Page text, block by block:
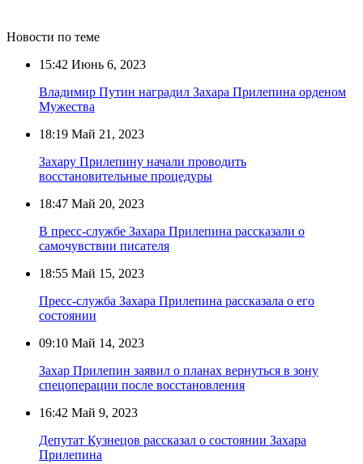
Новости по теме
15:42 Июнь 6, 2023
Владимир Путин наградил Захара Прилепина орденом
Мужества
18:19 Май 21, 2023
Захару Прилепину начали проводить
восстановительные процедуры
18:47 Май 20, 2023
В пресс-службе Захара Прилепина рассказали о
самочувствии писателя
18:55 Май 15, 2023
Пресс-служба Захара Прилепина рассказала о его
состоянии
09:10 Май 14, 2023
Захар Прилепин заявил о планах вернуться в зону
спецоперации после восстановления
16:42 Май 9, 2023
Депутат Кузнецов рассказал о состоянии Захара
Прилепина